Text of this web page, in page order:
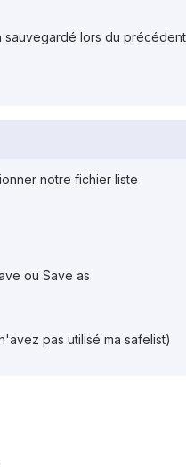
sauvegardé lors du
notre fichier liste
ou Save as
pas utilisé ma safelist)